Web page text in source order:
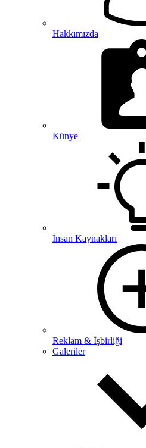
Hakkımızda
Künye
İnsan Kaynakları
Reklam & İşbirliği
Galeriler